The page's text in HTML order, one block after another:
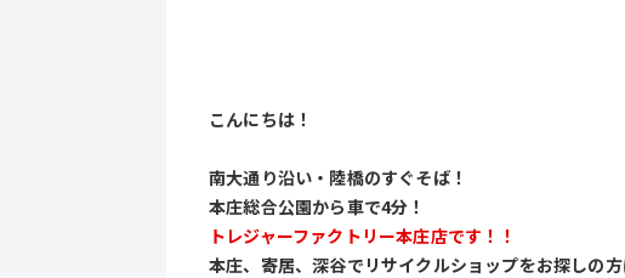
こんにちは！
南大通り沿い・陸橋のすぐそば！
本庄総合公園から車で4分！
トレジャーファクトリー本庄店です！！
本庄、寄居、深谷でリサイクルショップをお探しの